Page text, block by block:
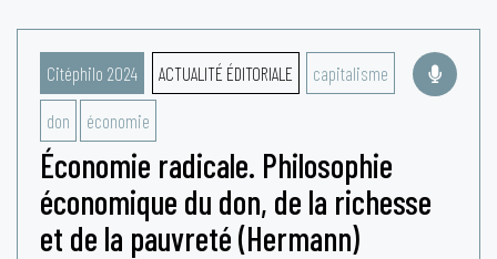
Citéphilo 2024 ACTUALITÉ ÉDITORIALE capitalisme
don économie
Économie radicale. Philosophie
économique du don, de la richesse
et de la pauvreté (Hermann)